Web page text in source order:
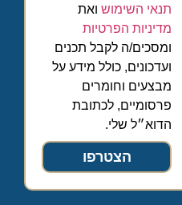
תנאי השימושואת
מדיניות הפרטיות
ומסכים/ה לקבל תכנים
ועדכונים, כולל מידע על
מבצעים וחומרים
פרסומיים, לכתובת
הדוא״ל שלי.
הצטרפו